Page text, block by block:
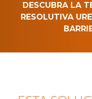
DESCUBRA LA
RESOLUTIVA